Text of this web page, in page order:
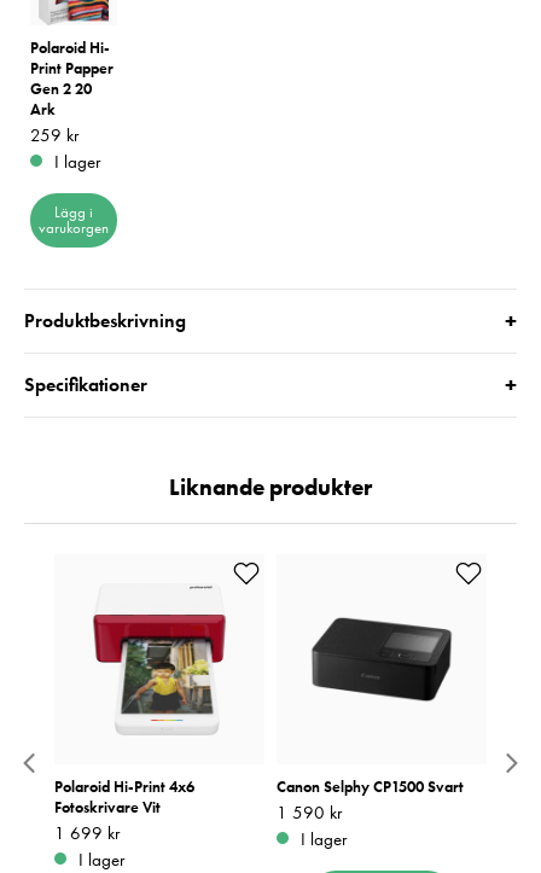
Polaroid Hi-
Print Papper
Gen 2 20
Ark
Pris: 259 kr
259 kr
I lager
Lägg i
varukorgen
Produktbeskrivning +
Specifikationer +
Liknande produkter
Polaroid Hi-Print 4x6
Fotoskrivare Vit
Pris:1 699 kr
1 699 kr
I lager
Canon Selphy CP1500 Svart
Pris:1 590 kr
1 590 kr
I lager